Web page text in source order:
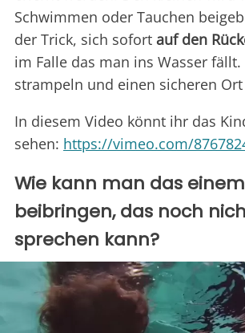
Schwimmen oder Tauchen
der Trick, sich sofort auf den
im Falle das man ins Wasser fällt.
strampeln und einen sicheren
In diesem Video könnt ihr das
sehen: https://vimeo.com/
Wie kann man das
beibringen, das noch
sprechen kann?